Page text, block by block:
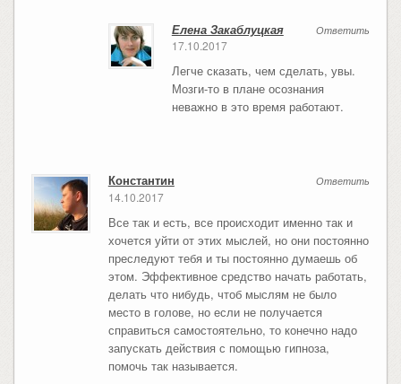
Ответить
Елена Закаблуцкая
17.10.2017
Легче сказать, чем сделать, увы.
Мозги-то в плане осознания
неважно в это время работают.
Ответить
Константин
14.10.2017
Все так и есть, все происходит именно так и
хочется уйти от этих мыслей, но они постоянно
преследуют тебя и ты постоянно думаешь об
этом. Эффективное средство начать работать,
делать что нибудь, чтоб мыслям не было
место в голове, но если не получается
справиться самостоятельно, то конечно надо
запускать действия с помощью гипноза,
помочь так называется.